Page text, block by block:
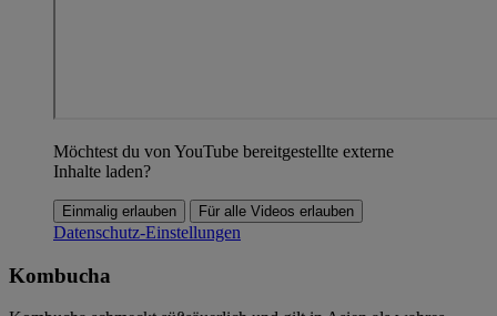
Möchtest du von YouTube bereitgestellte externe
Inhalte laden?
Einmalig erlauben Für alle Videos erlauben
Datenschutz-Einstellungen
Kombucha